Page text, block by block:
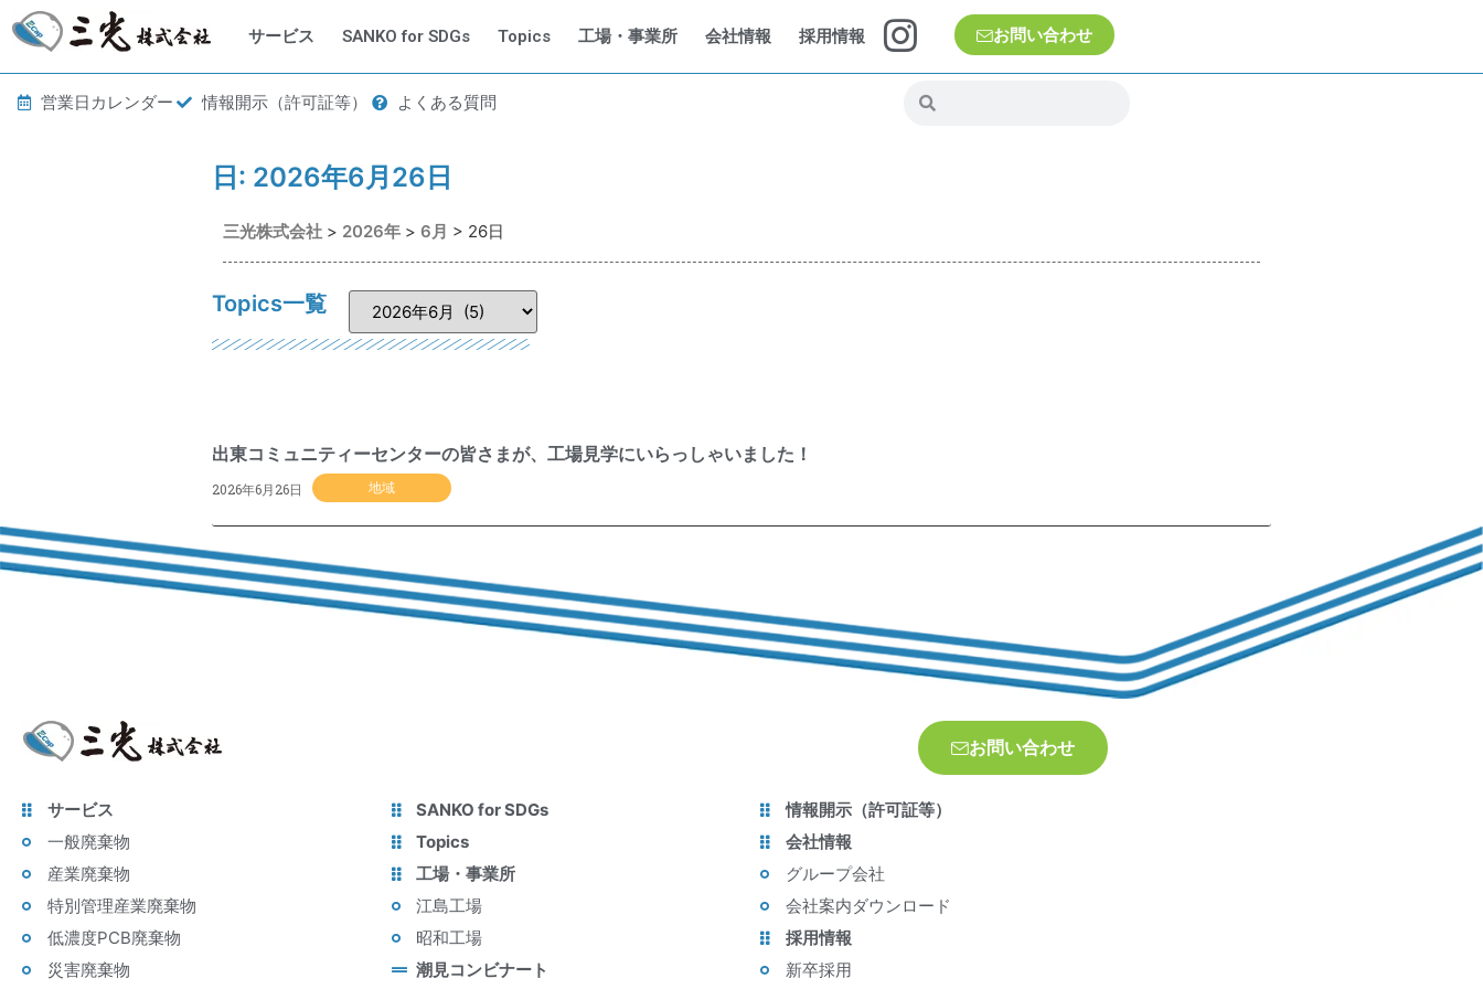
サービス SANKO for SDGs Topics 工場・事業所 会社情報 採用情報 お問い合わせ
営業日カレンダー 情報開示（許可証等） よくある質問
日: 2026年6月26日
三光株式会社 > 2026年 > 6月 > 26日
Topics一覧
地域
出東コミュニティーセンターの皆さまが、工場見学にいらっしゃいました！
2026年6月26日
お問い合わせ
サービス
一般廃棄物
産業廃棄物
特別管理産業廃棄物
低濃度PCB廃棄物
災害廃棄物
SANKO for SDGs
Topics
工場・事業所
江島工場
昭和工場
潮見コンビナート
情報開示（許可証等）
会社情報
グループ会社
会社案内ダウンロード
採用情報
新卒採用